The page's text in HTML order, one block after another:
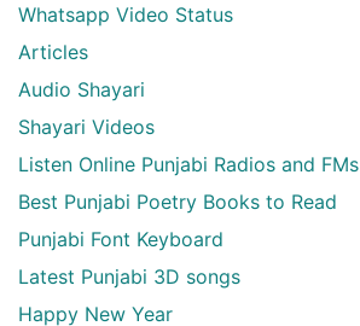
Whatsapp Video Status
Articles
Audio Shayari
Shayari Videos
Listen Online Punjabi Radios and FMs
Best Punjabi Poetry Books to Read
Punjabi Font Keyboard
Latest Punjabi 3D songs
Happy New Year